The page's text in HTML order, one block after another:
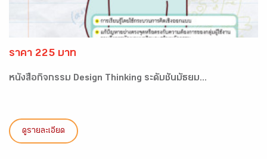
ราคา 225 บาท
หนังสือกิจกรรม Design Thinking ระดับชั้นมัธยม...
ดูรายละเอียด